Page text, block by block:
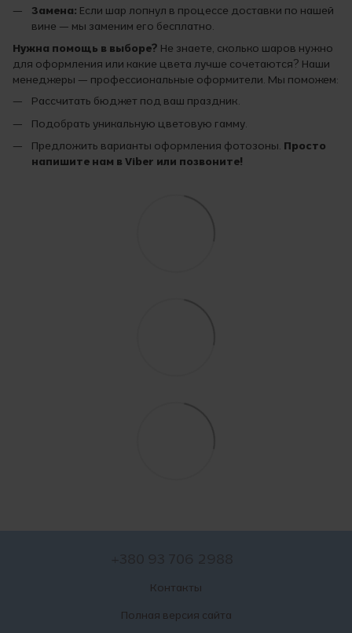
Замена: Если шар лопнул в процессе доставки по нашей
вине — мы заменим его бесплатно.
Нужна помощь в выборе? Не знаете, сколько шаров нужно
для оформления или какие цвета лучше сочетаются? Наши
менеджеры — профессиональные оформители. Мы поможем:
Рассчитать бюджет под ваш праздник.
Подобрать уникальную цветовую гамму.
Предложить варианты оформления фотозоны. Просто
напишите нам в Viber или позвоните!
Контакты
Полная версия сайта